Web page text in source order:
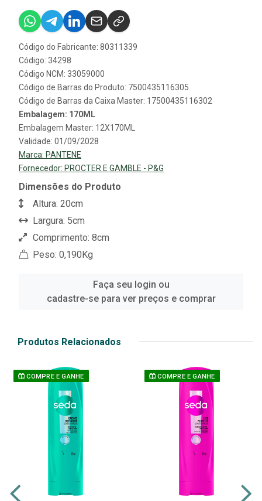
Código do Fabricante: 80311339
Código: 34298
Código NCM: 33059000
Código de Barras do Produto: 7500435116305
Código de Barras da Caixa Master: 17500435116302
Embalagem: 170ML
Embalagem Master: 12X170ML
Validade: 01/09/2028
Marca: PANTENE
Fornecedor: PROCTER E GAMBLE - P&G
Dimensões do Produto
Altura: 20cm
Largura: 5cm
Comprimento: 8cm
Peso: 0,190Kg
Faça seu login ou
cadastre-se para ver preços e comprar
Produtos Relacionados
COMPRE E GANHE COMPRE E GANHE